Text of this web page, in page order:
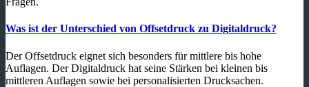
Was ist der Unterschied von Offsetdruck zu Digitaldruck?
Der Offsetdruck eignet sich besonders für mittlere bis hohe
Auflagen. Der Digitaldruck hat seine Stärken bei kleinen bis
mittleren Auflagen sowie bei personalisierten Drucksachen.